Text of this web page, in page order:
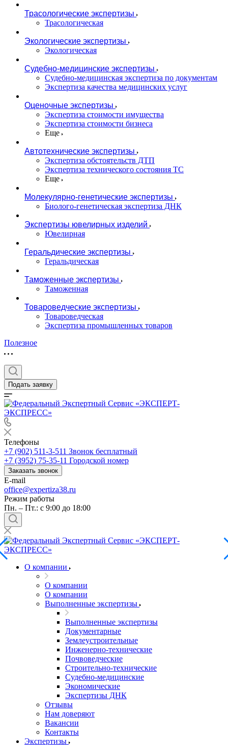
Трасологические экспертизы
Трасологическая
Экологические экспертизы
Экологическая
Судебно-медицинские экспертизы
Судебно-медицинская экспертиза по документам
Экспертиза качества медицинских услуг
Оценочные экспертизы
Экспертиза стоимости имущества
Экспертиза стоимости бизнеса
Еще
Автотехнические экспертизы
Экспертиза обстоятельств ДТП
Экспертиза технического состояния ТС
Еще
Молекулярно-генетические экспертизы
Биолого-генетическая экспертиза ДНК
Экспертизы ювелирных изделий
Ювелирная
Геральдические экспертизы
Геральдическая
Таможенные экспертизы
Таможенная
Товароведческие экспертизы
Товароведческая
Экспертиза промышленных товаров
Полезное
Подать заявку
Телефоны
+7 (902) 511-3-511 Звонок бесплатный
+7 (3952) 75-35-11 Городской номер
Заказать звонок
E-mail
office@expertiza38.ru
Режим работы
Пн. – Пт.: с 9:00 до 18:00
О компании
О компании
О компании
Выполненные экспертизы
Выполненные экспертизы
Документарные
Землеустроительные
Инженерно-технические
Почвоведческие
Строительно-технические
Судебно-медицинские
Экономические
Экспертизы ДНК
Отзывы
Нам доверяют
Вакансии
Контакты
Экспертизы